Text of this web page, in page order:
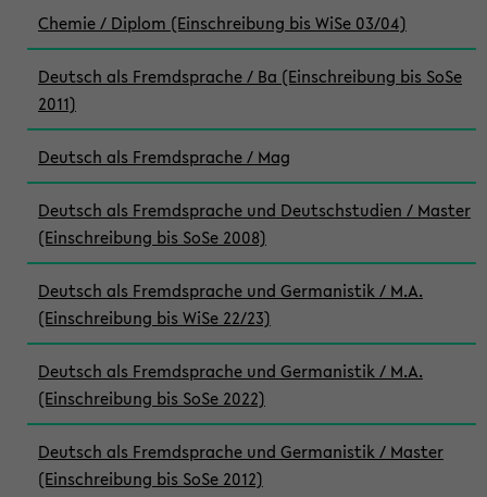
Chemie / Diplom (Einschreibung bis WiSe 03/04)
Deutsch als Fremdsprache / Ba (Einschreibung bis SoSe
2011)
Deutsch als Fremdsprache / Mag
Deutsch als Fremdsprache und Deutschstudien / Master
(Einschreibung bis SoSe 2008)
Deutsch als Fremdsprache und Germanistik / M.A.
(Einschreibung bis WiSe 22/23)
Deutsch als Fremdsprache und Germanistik / M.A.
(Einschreibung bis SoSe 2022)
Deutsch als Fremdsprache und Germanistik / Master
(Einschreibung bis SoSe 2012)